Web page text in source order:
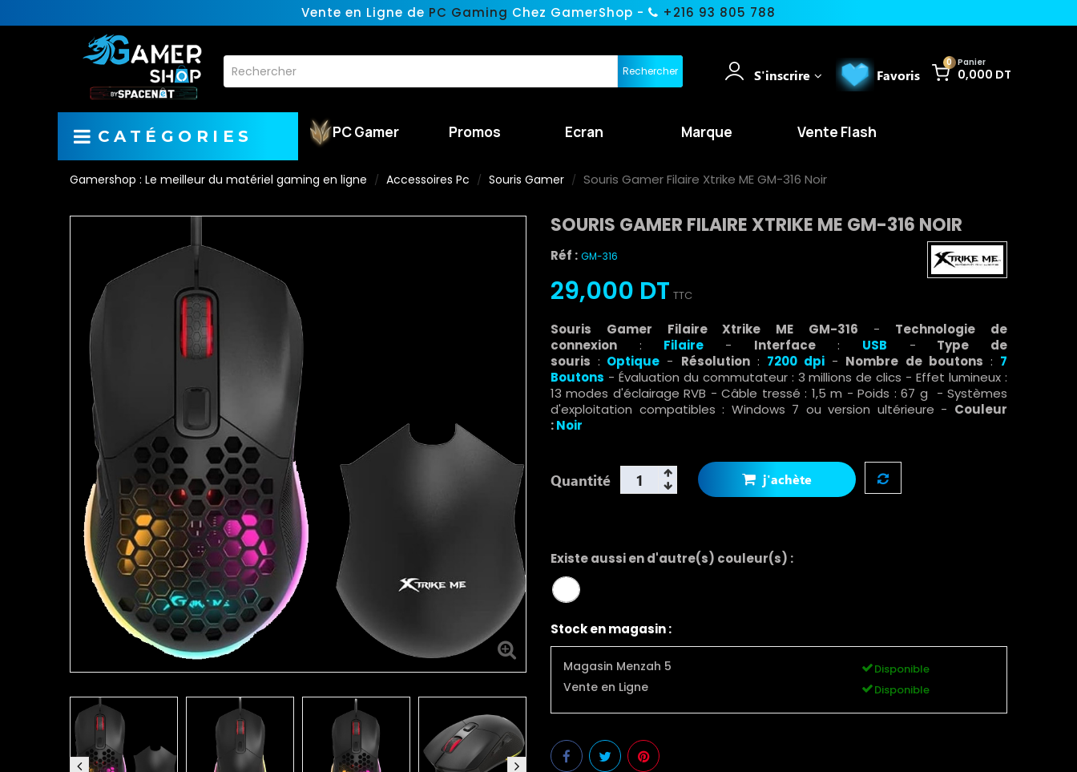
Vente en Ligne de PC Gaming Chez GamerShop - +216 93 805 788
Rechercher
0 Panier
0,000 DT
Favoris
S'inscrire
CATÉGORIES PC Gamer Promos Ecran Marque Vente Flash
Gamershop : Le meilleur du matériel gaming en ligne Accessoires Pc Souris Gamer Souris Gamer Filaire Xtrike ME GM-316 Noir
SOURIS GAMER FILAIRE XTRIKE ME GM-316 NOIR
Réf : GM-316
29,000 DT TTC
Souris Gamer Filaire Xtrike ME GM-316 - Technologie de
connexion : Filaire - Interface: USB - Type de
souris : Optique - Résolution: 7200dpi - Nombre de boutons : 7
Boutons - Évaluation du commutateur : 3 millions de clics - Effet lumineux :
13 modes d'éclairage RVB - Câble tressé : 1,5 m - Poids : 67 g - Systèmes
d'exploitation compatibles : Windows 7 ou version ultérieure - Couleur
:Noir
Quantité j'achète
Existe aussi en d'autre(s) couleur(s) :
Stock en magasin :
Magasin Menzah 5 Disponible
Vente en Ligne Disponible